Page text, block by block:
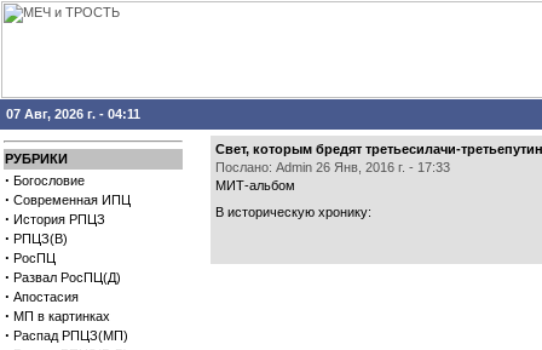
07 Авг, 2026 г. - 04:11
РУБРИКИ
· Богословие
· Современная ИПЦ
· История РПЦЗ
· РПЦЗ(В)
· РосПЦ
· Развал РосПЦ(Д)
· Апостасия
· МП в картинках
· Распад РПЦЗ(МП)
Свет, которым бредят третьесилачи-
Послано: Admin 26 Янв, 2016 г. - 17:33
МИТ-альбом
В историческую хронику: